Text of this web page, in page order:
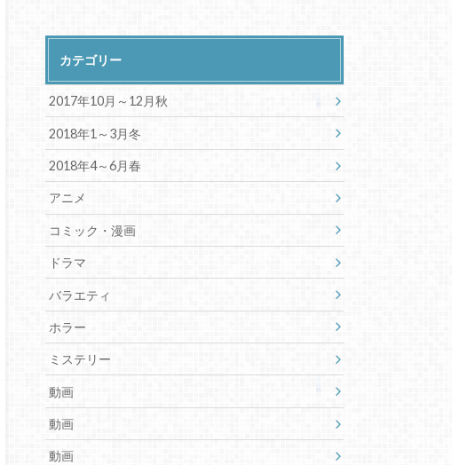
カテゴリー
2017年10月～12月秋
2018年1～3月冬
2018年4～6月春
アニメ
コミック・漫画
ドラマ
バラエティ
ホラー
ミステリー
動画
動画
動画